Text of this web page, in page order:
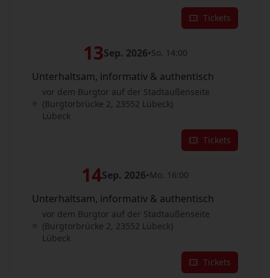
Tickets
13Sep. 2026•So. 14:00
Unterhaltsam, informativ & authentisch
vor dem Burgtor auf der Stadtaußenseite
(Burgtorbrücke 2, 23552 Lübeck)
Lübeck
Tickets
14Sep. 2026•Mo. 16:00
Unterhaltsam, informativ & authentisch
vor dem Burgtor auf der Stadtaußenseite
(Burgtorbrücke 2, 23552 Lübeck)
Lübeck
Tickets